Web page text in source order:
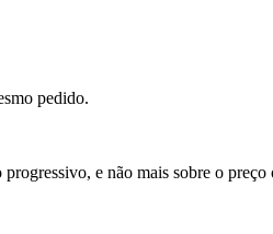
são usados juntos no
e não mais sobre o preço